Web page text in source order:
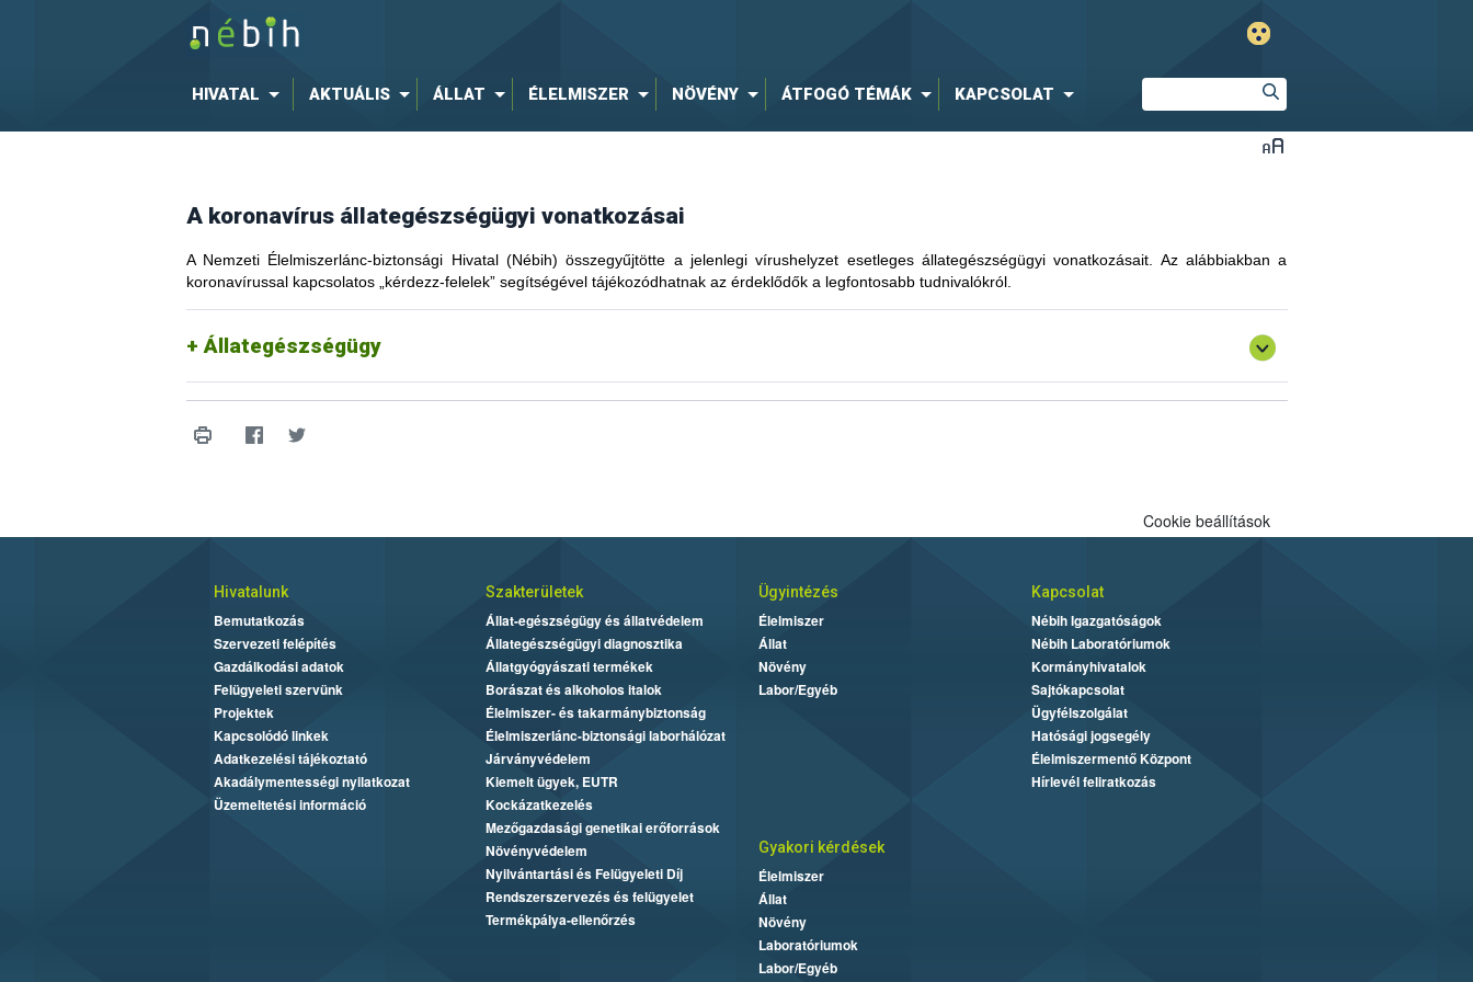
HIVATAL AKTUÁLIS ÁLLAT ÉLELMISZER NÖVÉNY ÁTFOGÓ TÉMÁK KAPCSOLAT
A koronavírus állategészségügyi vonatkozásai
A Nemzeti Élelmiszerlánc-biztonsági Hivatal (Nébih) összegyűjtötte a jelenlegi vírushelyzet esetleges állategészségügyi vonatkozásait. Az alábbiakban a
koronavírussal kapcsolatos „kérdezz-felelek” segítségével tájékozódhatnak az érdeklődők a legfontosabb tudnivalókról.
Állategészségügy
Cookie beállítások
Hivatalunk
Bemutatkozás
Szervezeti felépítés
Gazdálkodási adatok
Felügyeleti szervünk
Projektek
Kapcsolódó linkek
Adatkezelési tájékoztató
Akadálymentességi nyilatkozat
Üzemeltetési információ
Szakterületek
Állat-egészségügy és állatvédelem
Állategészségügyi diagnosztika
Állatgyógyászati termékek
Borászat és alkoholos italok
Élelmiszer- és takarmánybiztonság
Élelmiszerlánc-biztonsági laborhálózat
Járványvédelem
Kiemelt ügyek, EUTR
Kockázatkezelés
Mezőgazdasági genetikai erőforrások
Növényvédelem
Nyilvántartási és Felügyeleti Díj
Rendszerszervezés és felügyelet
Termékpálya-ellenőrzés
Ügyintézés
Élelmiszer
Állat
Növény
Labor/Egyéb
Kapcsolat
Nébih Igazgatóságok
Nébih Laboratóriumok
Kormányhivatalok
Sajtókapcsolat
Ügyfélszolgálat
Hatósági jogsegély
Élelmiszermentő Központ
Hírlevél feliratkozás
Gyakori kérdések
Élelmiszer
Állat
Növény
Laboratóriumok
Labor/Egyéb